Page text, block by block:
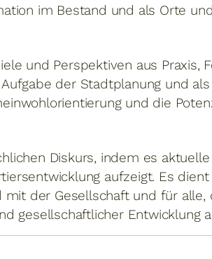
im Bestand und als Orte
und Perspektiven aus Praxis,
der Stadtplanung und
und die
Diskurs, indem es
aufzeigt. Es
mit der Gesellschaft und für
gesellschaftlicher Entwicklung